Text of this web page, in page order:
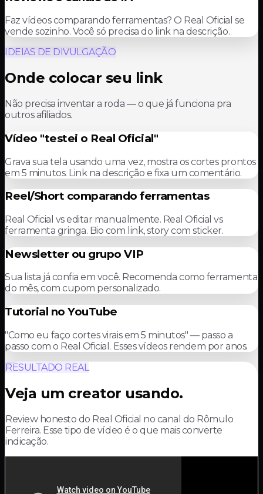
Faz vídeos comparando ferramentas? O Real Oficial se
vende sozinho. Você só precisa do link na descrição.
IDEIAS DE DIVULGAÇÃO
Onde colocar seu link
Não precisa inventar a roda — o que já funciona pra
outros afiliados.
Vídeo "testei o Real Oficial"
Grava sua tela usando uma vez, mostra os cortes prontos
em 5 minutos. Link na descrição e fixa um comentário.
Reel/Short comparando ferramentas
Real Oficial vs editar manualmente. Real Oficial vs
ferramenta gringa. Bio com link, story com sticker.
Newsletter ou grupo VIP
Sua lista já confia em você. Recomenda como ferramenta
do mês, com cupom personalizado.
Tutorial no YouTube
"Como eu faço cortes virais em 5 minutos" — passo a
passo com o Real Oficial. Esses vídeos rendem por anos.
RESULTADO REAL
Veja um creator usando.
Review honesto do Real Oficial no canal do Rômulo
Ferreira. Esse tipo de vídeo é o que mais converte
indicação.